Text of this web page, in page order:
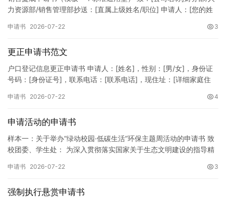
力资源部/销售管理部抄送：[直属上级姓名/职位] 申请人：[您的姓
申请书 2026-07-22 3
更正申请书范文
户口登记信息更正申请书 申请人：[姓名]，性别：[男/女]，身份证
号码：[身份证号]，联系电话：[联系电话]，现住址：[详细家庭住
申请书 2026-07-22 4
申请活动的申请书
样本一：关于举办“绿动校园·低碳生活”环保主题周活动的申请书 致
校团委、学生处： 为深入贯彻落实国家关于生态文明建设的指导精
申请书 2026-07-22 3
强制执行悬赏申请书